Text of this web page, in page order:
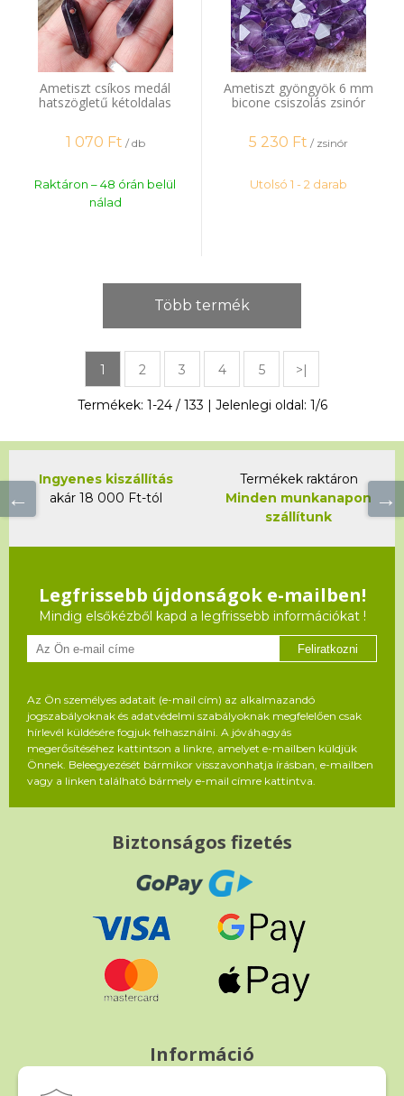
Ametiszt csíkos medál
hatszögletű kétoldalas
oldalfurattal
1 070 Ft / db
Raktáron – 48 órán belül
nálad
Ametiszt gyöngyök 6 mm
bicone csiszolás zsinór
5 230 Ft / zsinór
Utolsó 1 - 2 darab
Több termék
1 2 3 4 5 >|
Termékek: 1-24/ 133 | Jelenlegi oldal: 1/6
Ingyenes kiszállítás
akár 18 000 Ft-tól
Termékek raktáron
Minden munkanapon
szállítunk
Legfrissebb újdonságok e-mailben!
Mindig elsőkézből kapd a legfrissebb információkat !
Feliratkozni
Az Ön személyes adatait (e-mail cím) az alkalmazandó
jogszabályoknak és adatvédelmi szabályoknak megfelelően csak
hírlevél küldésére fogjuk felhasználni. A jóváhagyás
megerősítéséhez kattintson a linkre, amelyet e-mailben küldjük
Önnek. Beleegyezését bármikor visszavonhatja írásban, e-mailben
vagy a linken található bármely e-mail címre kattintva.
Biztonságos fizetés
Információ